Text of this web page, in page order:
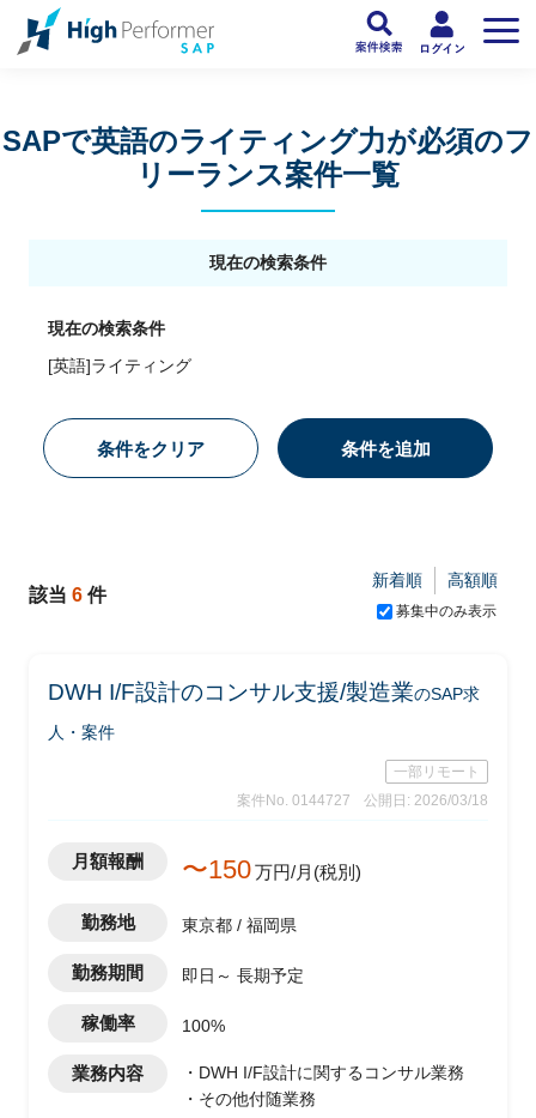
SAPで英語のライティング力が必須のフ
リーランス案件一覧
現在の検索条件
現在の検索条件
[英語]ライティング
条件をクリア 条件を追加
該当 6 件
募集中のみ表示
新着順 高額順
DWH I/F設計のコンサル支援/製造業のSAP求
人・案件
一部リモート
案件No. 0144727
公開日: 2026/03/18
月額報酬 〜150万円/月(税別)
勤務地 東京都 / 福岡県
勤務期間 即日～ 長期予定
稼働率 100%
業務内容
・DWH I/F設計に関するコンサル業務
・その他付随業務